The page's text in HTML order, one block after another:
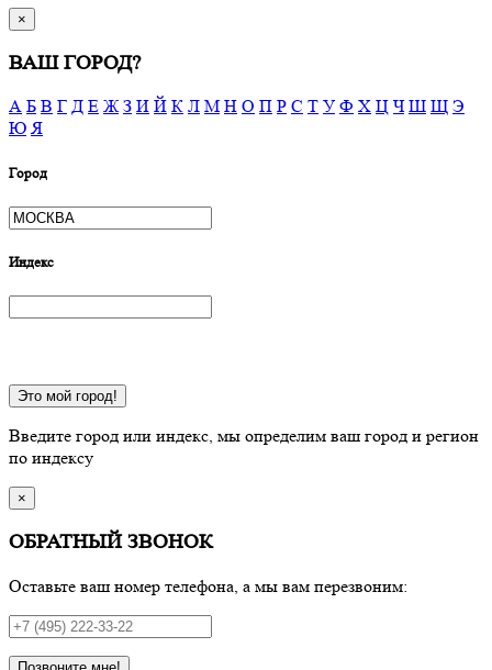
×
ВАШ ГОРОД?
А Б В Г Д Е Ж З И Й К Л М Н О П Р С Т У Ф Х Ц Ч Ш Щ Э
Ю Я
Город
Индекс
Это мой город!
Введите город или индекс, мы определим ваш город и регион
по индексу
×
ОБРАТНЫЙ ЗВОНОК
Оставьте ваш номер телефона, а мы вам перезвоним: